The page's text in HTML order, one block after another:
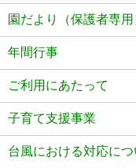
園だより（保護者専用
年間行事
ご利用にあたって
子育て支援事業
台風における対応につ